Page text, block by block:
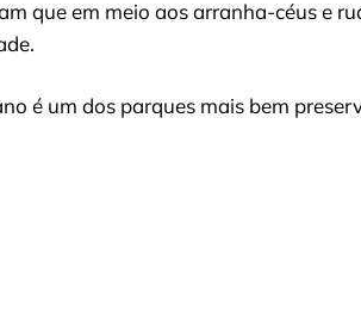
que em meio aos arranha-céus e
é um dos parques mais bem